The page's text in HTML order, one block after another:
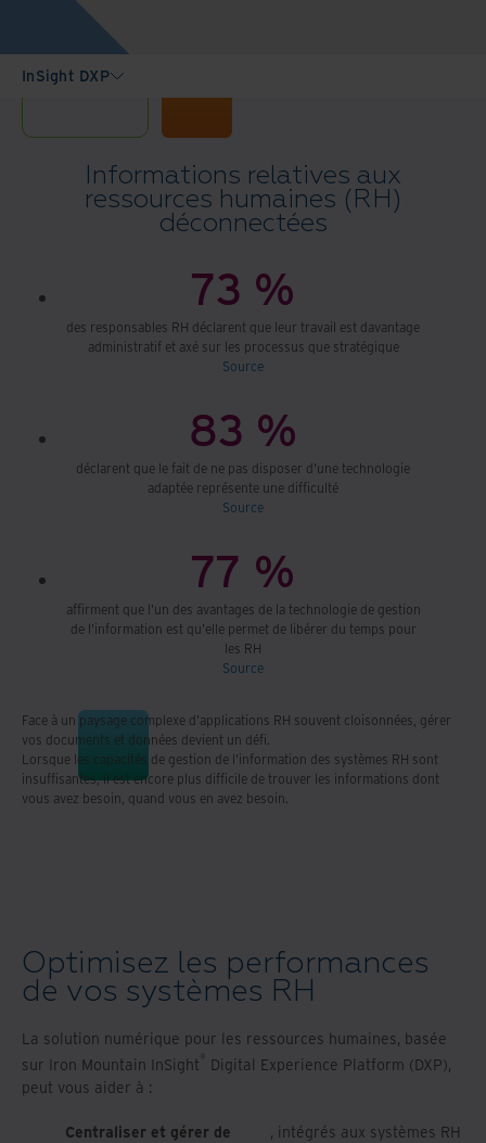
InSight DXP
Informations relatives aux
ressources humaines (RH)
déconnectées
73 %
des responsables RH déclarent que leur travail est davantage
administratif et axé sur les processus que stratégique
Source
83 %
déclarent que le fait de ne pas disposer d'une technologie
adaptée représente une difficulté
Source
77 %
affirment que l'un des avantages de la technologie de gestion
de l'information est qu'elle permet de libérer du temps pour
les RH
Source
Face à un paysage complexe d'applications RH souvent cloisonnées, gérer
vos documents et données devient un défi.
Lorsque les capacités de gestion de l'information des systèmes RH sont
insuffisantes, il est encore plus difficile de trouver les informations dont
vous avez besoin, quand vous en avez besoin.
Optimisez les performances
de vos systèmes RH
La solution numérique pour les ressources humaines, basée
sur Iron Mountain InSight® Digital Experience Platform (DXP),
peut vous aider à :
Centraliser et gérer de
, intégrés aux systèmes RH